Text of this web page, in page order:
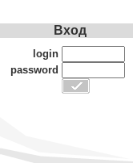
Вход
login
password